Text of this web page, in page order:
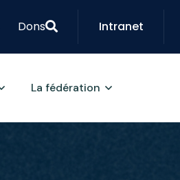
Dons Intranet
La fédération